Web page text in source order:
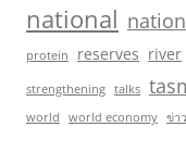
national
protein reserves river
strengthening talks
world
world economy ข่า